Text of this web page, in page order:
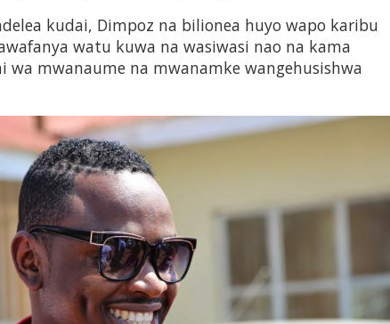
kudai, Dimpoz na bilionea huyo wapo karibu
watu kuwa na wasiwasi nao na kama
wa mwanaume na mwanamke wangehusishwa